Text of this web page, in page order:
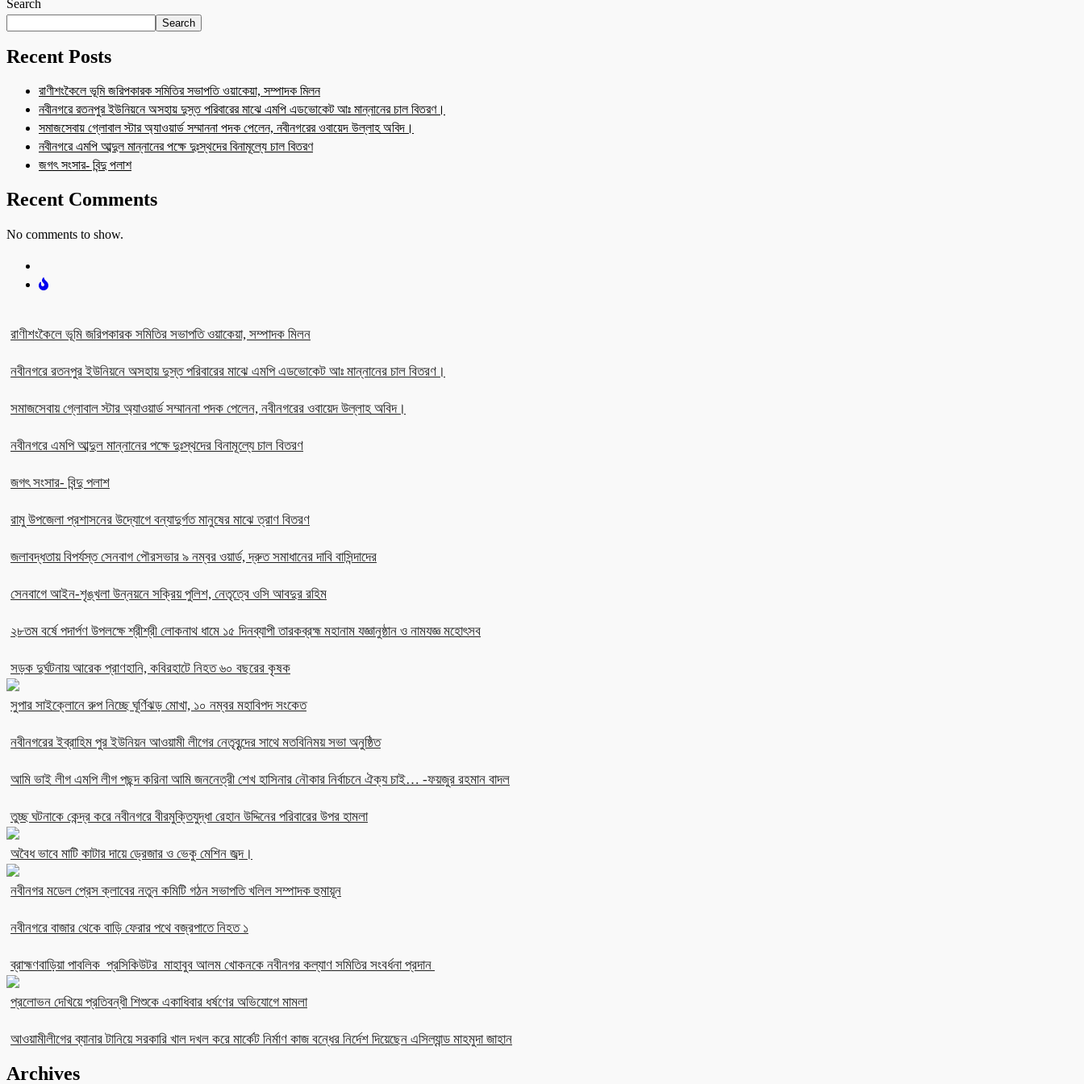
Search
Search
Recent Posts
রাণীশংকৈলে ভূমি জরিপকারক সমিতির সভাপতি ওয়াকেয়া, সম্পাদক মিলন
নবীনগরে রতনপুর ইউনিয়নে অসহায় দুস্ত পরিবারের মাঝে এমপি এডভোকেট আঃ মান্নানের চাল বিতরণ।
সমাজসেবায় গ্লোবাল স্টার অ্যাওয়ার্ড সম্মাননা পদক পেলেন, নবীনগরের ওবায়েদ উল্লাহ অবিদ।
নবীনগরে এমপি আব্দুল মান্নানের পক্ষে দুঃস্থদের বিনামূল্যে চাল বিতরণ
জগৎ সংসার- বিন্দু পলাশ
Recent Comments
No comments to show.
রাণীশংকৈলে ভূমি জরিপকারক সমিতির সভাপতি ওয়াকেয়া, সম্পাদক মিলন
নবীনগরে রতনপুর ইউনিয়নে অসহায় দুস্ত পরিবারের মাঝে এমপি এডভোকেট আঃ মান্নানের চাল বিতরণ।
সমাজসেবায় গ্লোবাল স্টার অ্যাওয়ার্ড সম্মাননা পদক পেলেন, নবীনগরের ওবায়েদ উল্লাহ অবিদ।
নবীনগরে এমপি আব্দুল মান্নানের পক্ষে দুঃস্থদের বিনামূল্যে চাল বিতরণ
জগৎ সংসার- বিন্দু পলাশ
রামু উপজেলা প্রশাসনের উদ্যোগে বন্যাদুর্গত মানুষের মাঝে ত্রাণ বিতরণ
জলাবদ্ধতায় বিপর্যস্ত সেনবাগ পৌরসভার ৯ নম্বর ওয়ার্ড, দ্রুত সমাধানের দাবি বাসিন্দাদের
সেনবাগে আইন-শৃঙ্খলা উন্নয়নে সক্রিয় পুলিশ, নেতৃত্বে ওসি আবদুর রহিম
২৮তম বর্ষে পদার্পণ উপলক্ষে শ্রীশ্রী লোকনাথ ধামে ১৫ দিনব্যাপী তারকব্রহ্ম মহানাম যজ্ঞানুষ্ঠান ও নামযজ্ঞ মহোৎসব
সড়ক দুর্ঘটনায় আরেক প্রাণহানি, কবিরহাটে নিহত ৬০ বছরের কৃষক
সুপার সাইক্লোনে রুপ নিচ্ছে ঘূর্ণিঝড় মোখা, ১০ নম্বর মহাবিপদ সংকেত
নবীনগরের ইব্রাহিম পুর ইউনিয়ন আওয়ামী লীগের নেতৃবৃন্দের সাথে মতবিনিময় সভা অনুষ্ঠিত
আমি ভাই লীগ এমপি লীগ পছন্দ করিনা আমি জননেত্রী শেখ হাসিনার নৌকার নির্বাচনে ঐক্য চাই… -ফয়জুর রহমান বাদল
তুচ্ছ ঘটনাকে কেন্দ্র করে নবীনগরে বীরমুক্তিযুদ্ধা রেহান উদ্দিনের পরিবারের উপর হামলা
অবৈধ ভাবে মাটি কাটার দায়ে ড্রেজার ও ভেকু মেশিন জব্দ।
নবীনগর মডেল প্রেস ক্লাবের নতুন কমিটি গঠন সভাপতি খলিল সম্পাদক হুমায়ূন
নবীনগরে বাজার থেকে বাড়ি ফেরার পথে বজ্রপাতে নিহত ১
ব্রাহ্মণবাড়িয়া পাবলিক প্রসিকিউটর মাহাবুব আলম খোকনকে নবীনগর কল্যাণ সমিতির সংবর্ধনা প্রদান
প্রলোভন দেখিয়ে প্রতিবন্ধী শিশুকে একাধিবার ধর্ষণের অভিযোগে মামলা
আওয়ামীলীগের ব্যানার টানিয়ে সরকারি খাল দখল করে মার্কেট নির্মাণ কাজ বন্ধের নির্দেশ দিয়েছেন এসিল্যান্ড মাহমুদা জাহান
Archives